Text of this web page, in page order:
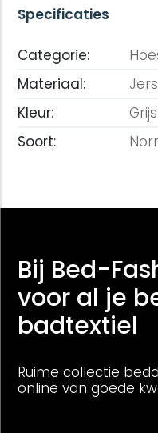
Specificaties
Categorie:
Materiaal:
Kleur:
Grijs
Soort:
Bij Bed-
voor al je
badtextiel
Ruime collectie
online van goede